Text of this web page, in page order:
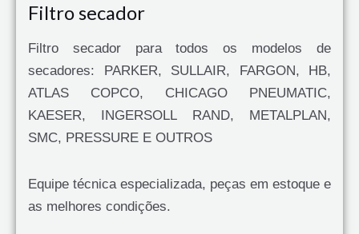
Filtro secador
Filtro secador para todos os modelos de
secadores: PARKER, SULLAIR, FARGON, HB,
ATLAS COPCO, CHICAGO PNEUMATIC,
KAESER, INGERSOLL RAND, METALPLAN,
SMC, PRESSURE E OUTROS
Equipe técnica especializada, peças em estoque e
as melhores condições.